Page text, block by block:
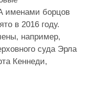
именами борцов
в 2016 году.
например,
суда Эрла
Кеннеди,